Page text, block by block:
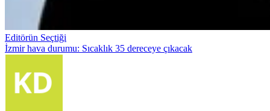
Editörün Seçtiği
İzmir hava durumu: Sıcaklık 35 dereceye çıkacak